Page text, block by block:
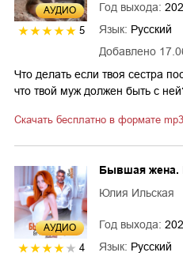
AУДИО
5
Добавлено
Год выхода:
Язык: Русский
Что делать если твоя сестра
что твой муж должен быть с
Скачать бесплатно в формате
AУДИО
4
Бывшая жена.
Юлия Ильская
Год выхода:
Язык: Русский